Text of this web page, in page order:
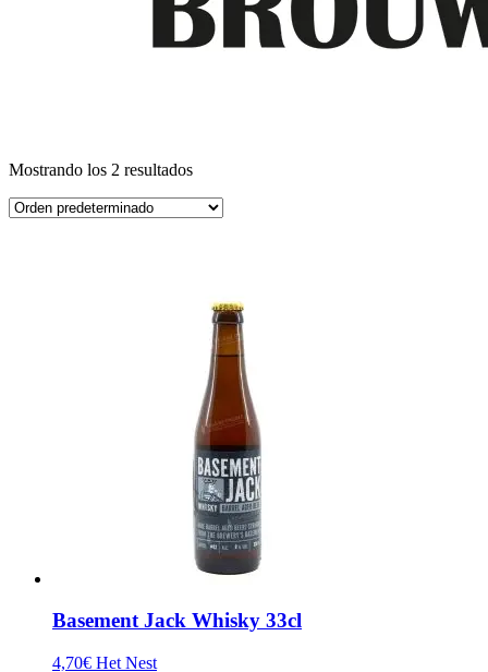
Mostrando los 2 resultados
Basement Jack Whisky 33cl
4,70€ Het Nest